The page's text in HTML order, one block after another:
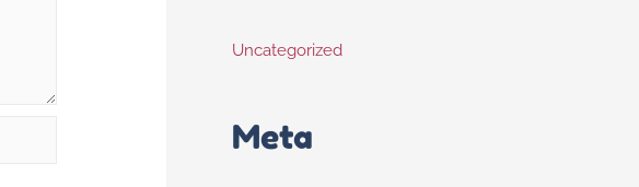
Uncategorized
Meta